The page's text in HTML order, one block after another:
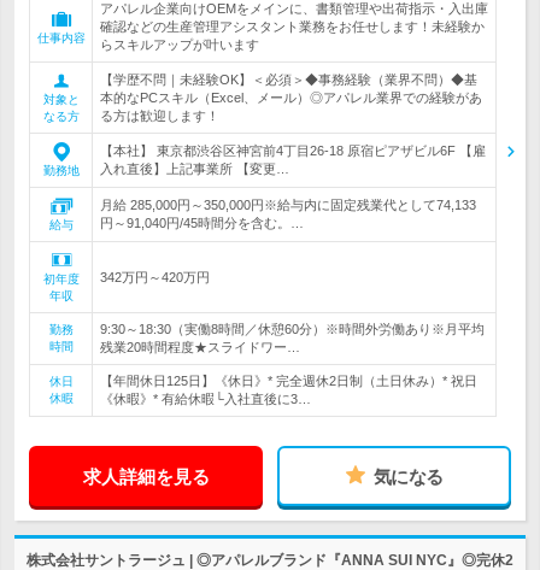
仕事内容
アパレル企業向けOEMをメインに、書類管理や出荷指示・入出庫
確認などの生産管理アシスタント業務をお任せします！未経験か
らスキルアップが叶います
対象と
なる方
【学歴不問｜未経験OK】＜必須＞◆事務経験（業界不問）◆基
本的なPCスキル（Excel、メール）◎アパレル業界での経験があ
る方は歓迎します！
勤務地
【本社】 東京都渋谷区神宮前4丁目26-18 原宿ピアザビル6F 【雇
入れ直後】上記事業所 【変更…
給与
月給 285,000円～350,000円※給与内に固定残業代として74,133
円～91,040円/45時間分を含む。…
初年度
年収
342万円～420万円
勤務
時間
9:30～18:30（実働8時間／休憩60分）※時間外労働あり※月平均
残業20時間程度★スライドワー…
休日
休暇
【年間休日125日】《休日》* 完全週休2日制（土日休み）* 祝日
《休暇》* 有給休暇└入社直後に3…
求人詳細を見る 気になる
株式会社サントラージュ | ◎アパレルブランド『ANNA SUI NYC』◎完休2